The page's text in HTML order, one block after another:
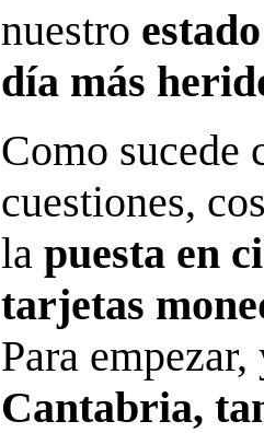
nuestro
día más
Como sucede
cuestiones,
la puesta en
tarjetas
Para
Cantabria,